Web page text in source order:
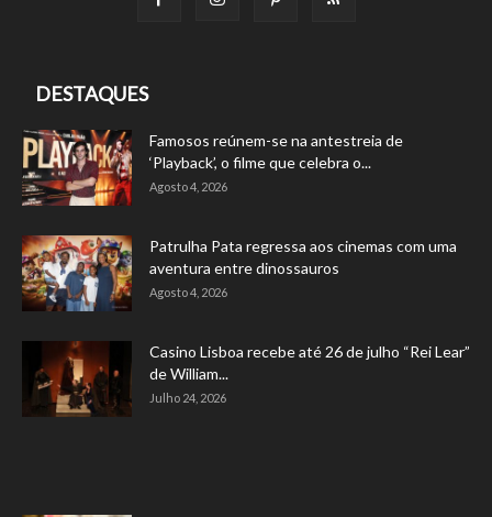
DESTAQUES
Famosos reúnem-se na antestreia de
‘Playback’, o filme que celebra o...
Agosto 4, 2026
Patrulha Pata regressa aos cinemas com uma
aventura entre dinossauros
Agosto 4, 2026
Casino Lisboa recebe até 26 de julho “Rei Lear”
de William...
Julho 24, 2026